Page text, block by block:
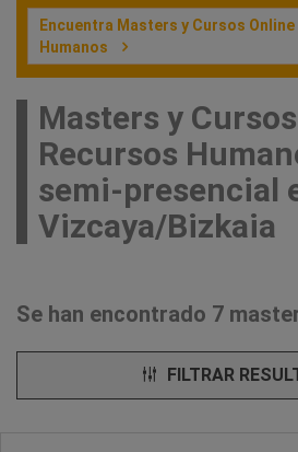
Encuentra Masters y Cursos
Humanos
Masters y
Recursos
semi-presencial
Vizcaya/Bizkaia
Se han encontrado 7
FILTRAR